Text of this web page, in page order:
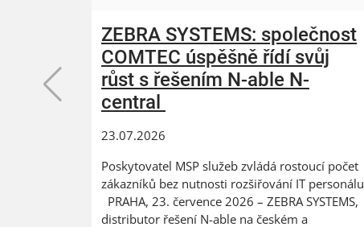
ZEBRA SYSTEMS: společnost
COMTEC úspěšně řídí svůj
růst s řešením N-able N-
central
23.07.2026
Poskytovatel MSP služeb zvládá rostoucí počet
zákazníků bez nutnosti rozšiřování IT personálu
PRAHA, 23. července 2026 – ZEBRA SYSTEMS,
distributor řešení N-able na českém a